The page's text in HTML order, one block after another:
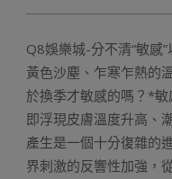
Q8娛樂城-分不清“敏感
黃色沙塵、乍寒乍熱的
於換季才敏感的嗎？*
即浮現皮膚溫度升高、
產生是一個十分復雜的
界刺激的反響性加強，